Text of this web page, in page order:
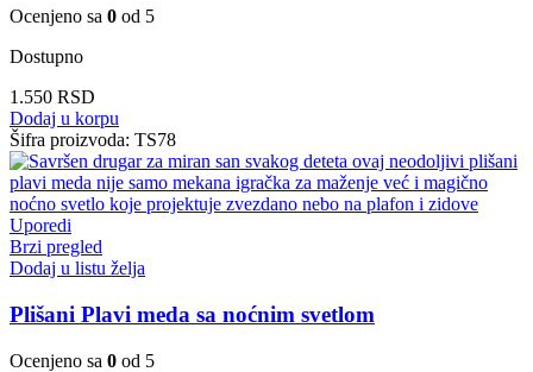
Ocenjeno sa 0 od 5
Dostupno
1.550 RSD
Dodaj u korpu
Šifra proizvoda: TS78
Uporedi
Brzi pregled
Dodaj u listu želja
Plišani Plavi meda sa noćnim svetlom
Ocenjeno sa 0 od 5